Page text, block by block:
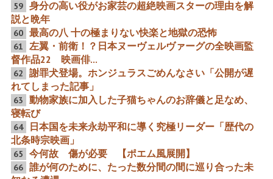
〇人をカミングアウトした
男を大作家の池波正太郎の
生誕１００年の記念映画の
主演に起用の問題 『レジェ
ンド＆バタフライ』は整形
がお家芸の韓国の宣伝の疑
惑
ラ・アリ 抱き合うワケ有中
いーヤーンの！これぞ合理
的な背乗り”アカデミー賞
の中国支配実現”初のオン
ナだらけのアカデミー賞授
賞式番組に関西弁が轟いた
末路「猿」も「橋」もフワ
フワ浮かんだ
の大全容 127プラス68の巨
千恵蔵の前に千恵蔵なし千
ある3つ人生と4つの人生＋
59 身分の高い役がお家芸の超絶映画スターの理由を解
説と晩年
60 最高の八 十の極まりない快楽と地獄の恐怖
61
左翼・前衛！？日本ヌーヴェルヴァーグの全映画監
督作品22 映画俳...
62
謝罪犬登場。ホンジュラスごめんなさい「公開が遅
れてしまった記事」
63
動物家族に加入した子猫ちゃんのお辞儀と足なめ、
寝転び
64
日本国を未来永劫平和に導く究極リーダー「歴代の
北条時宗映画」
65 今何故 傷が必要 【ポエム風展開】
66 誰が何のために、たった数分間の間に巡り合った未